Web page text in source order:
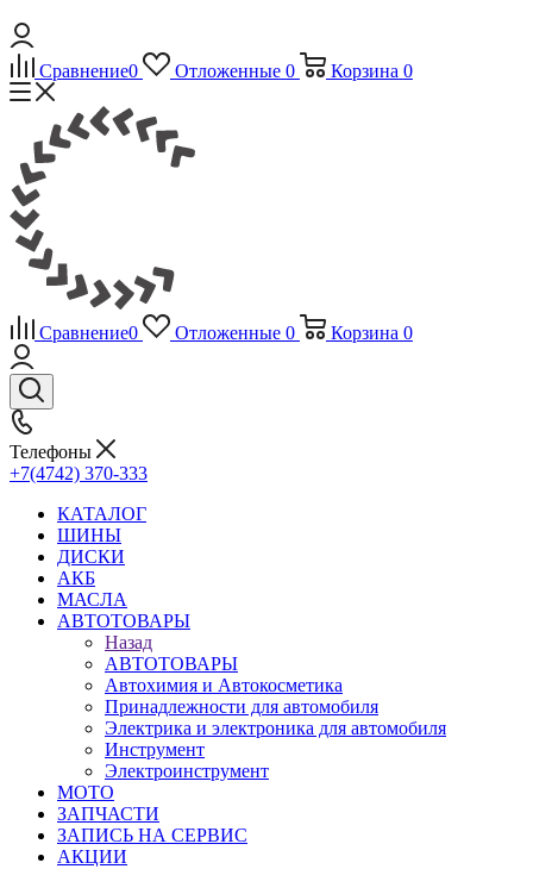
Сравнение0 Отложенные 0 Корзина 0
Сравнение0 Отложенные 0 Корзина 0
Телефоны
+7(4742) 370-333
КАТАЛОГ
ШИНЫ
ДИСКИ
АКБ
МАСЛА
АВТОТОВАРЫ
Назад
АВТОТОВАРЫ
Автохимия и Автокосметика
Принадлежности для автомобиля
Электрика и электроника для автомобиля
Инструмент
Электроинструмент
МОТО
ЗАПЧАСТИ
ЗАПИСЬ НА СЕРВИС
АКЦИИ